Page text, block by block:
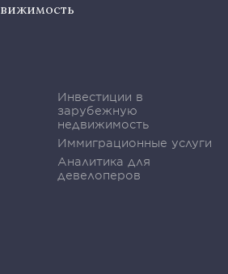
Инвестиции в
зарубежную
недвижимость
Иммиграционные услуги
Аналитика для
девелоперов